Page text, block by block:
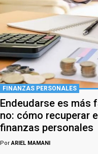
FINANZAS PERSONALES
Endeudarse es más
no: cómo recuperar
finanzas personales
PorARIEL MAMANI